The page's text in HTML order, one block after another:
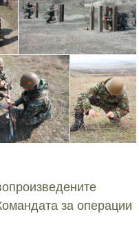
за операции